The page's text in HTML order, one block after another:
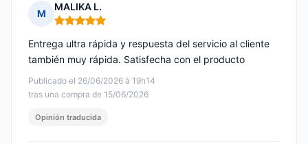
M
MALIKA L.
Nota: 5 de 5
Publicado el 26/06/2026 à 19h14
tras una compra de 15/06/2026
Entrega ultra rápida y respuesta del servicio al cliente
también muy rápida. Satisfecha con el producto
Opinión traducida